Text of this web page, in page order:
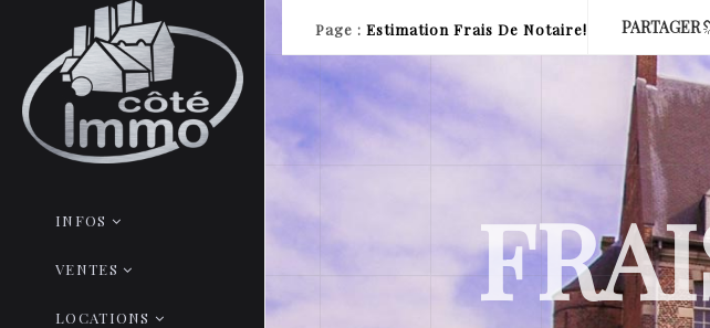
INFOS
VENTES
LOCATIONS
Page : Estimation Frais De Notaire! PARTAGER